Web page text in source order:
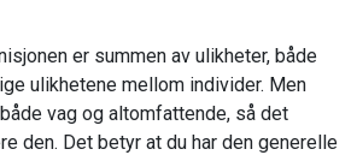
er summen av ulikheter, både
ulikhetene mellom individer. Men
vag og altomfattende, så det
den. Det betyr at du har den generelle